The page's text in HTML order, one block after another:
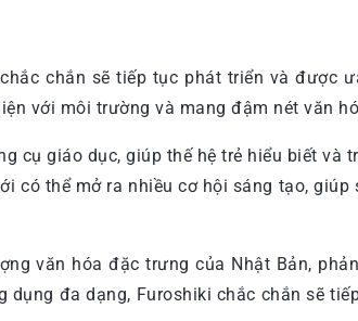
chắn sẽ tiếp tục phát triển và được
với môi trường và mang đậm nét văn
cụ giáo dục, giúp thế hệ trẻ hiểu biết và
có thể mở ra nhiều cơ hội sáng tạo,
văn hóa đặc trưng của Nhật Bản,
đa dạng, Furoshiki chắc chắn sẽ